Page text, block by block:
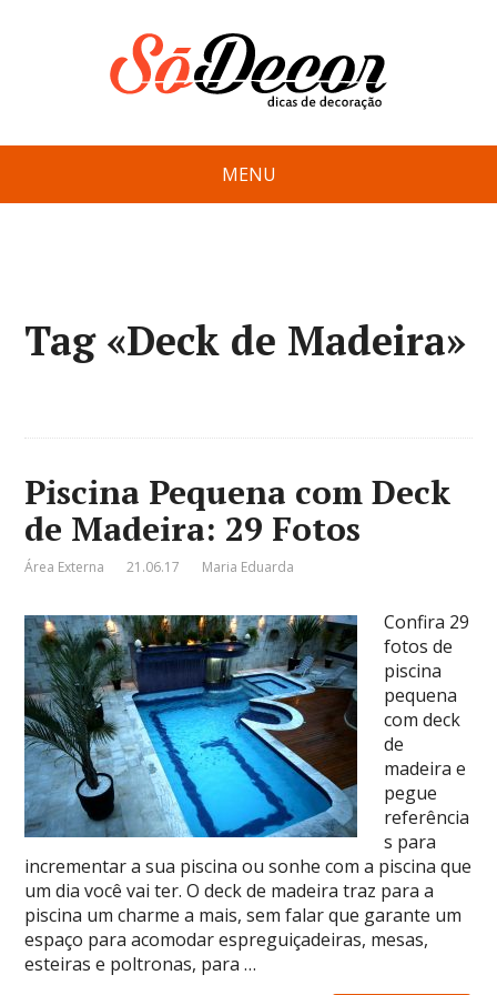
MENU
Tag «Deck de Madeira»
Piscina Pequena com Deck
de Madeira: 29 Fotos
Área Externa 21.06.17 Maria Eduarda
Confira 29
fotos de
piscina
pequena
com deck
de
madeira e
pegue
referência
s para
incrementar a sua piscina ou sonhe com a piscina que
um dia você vai ter. O deck de madeira traz para a
piscina um charme a mais, sem falar que garante um
espaço para acomodar espreguiçadeiras, mesas,
esteiras e poltronas, para …